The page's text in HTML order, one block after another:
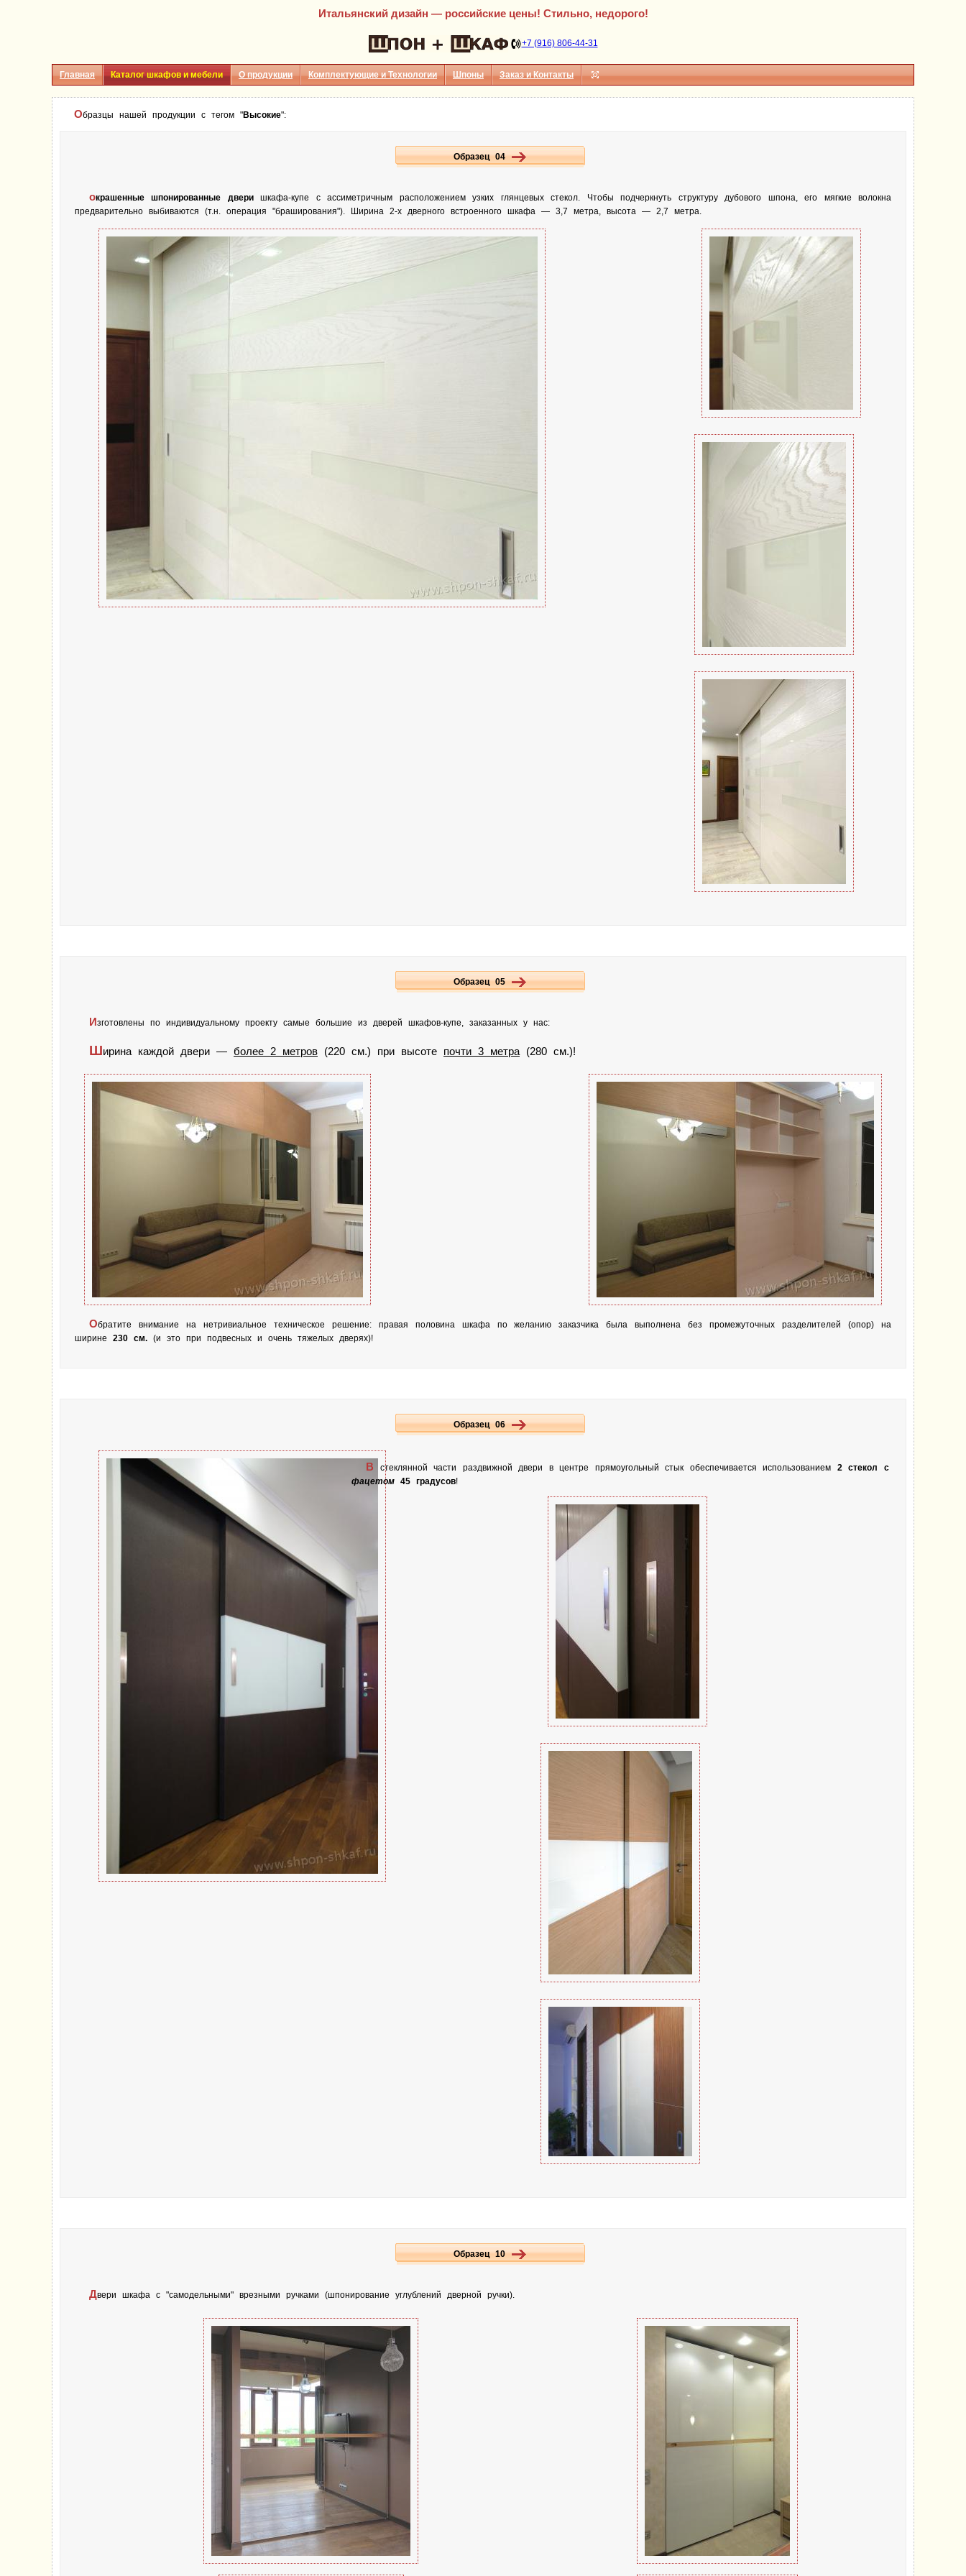
Итальянский дизайн — российские цены! Стильно, недорого!
+7 (916) 806-44-31
Главная Каталог шкафов и мебели О продукции Комплектующие и Технологии Шпоны Заказ и Контакты
Образцы нашей продукции с тегом "Высокие":
Образец 04
окрашенные шпонированные дверишкафа-купе с ассиметричным расположением узких глянцевых стекол. Чтобы подчеркнуть структуру дубового шпона, его мягкие волокна
предварительно выбиваются (т.н. операция "браширования"). Ширина 2-х дверного встроенного шкафа — 3,7 метра, высота — 2,7 метра.
Образец 05
Изготовлены по индивидуальному проекту самые большие из дверей шкафов-купе, заказанных у нас:
Ширина каждой двери — более 2 метров (220 см.) при высоте почти 3 метра (280 см.)!
Обратите внимание на нетривиальное техническое решение: правая половина шкафа по желанию заказчика была выполнена без промежуточных разделителей (опор) на
ширине 230 см. (и это при подвесных и очень тяжелых дверях)!
Образец 06
В стеклянной части раздвижной двери в центре прямоугольный стык обеспечивается использованием 2 стекол с
фацетом 45 градусов!
Образец 10
Двери шкафа с "самодельными" врезными ручками (шпонирование углублений дверной ручки).